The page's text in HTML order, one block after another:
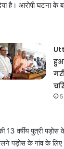
है। आरोपी घटना के
हुआ
13 वर्षीय पुत्री
पड़ोस के गांव के लिए